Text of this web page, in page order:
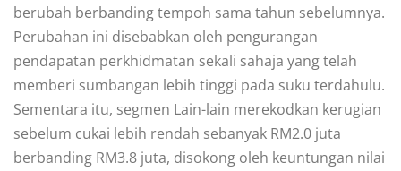
berubah berbanding tempoh sama tahun sebelumnya.
Perubahan ini disebabkan oleh pengurangan
pendapatan perkhidmatan sekali sahaja yang telah
memberi sumbangan lebih tinggi pada suku terdahulu.
Sementara itu, segmen Lain-lain merekodkan kerugian
sebelum cukai lebih rendah sebanyak RM2.0 juta
berbanding RM3.8 juta, disokong oleh keuntungan nilai